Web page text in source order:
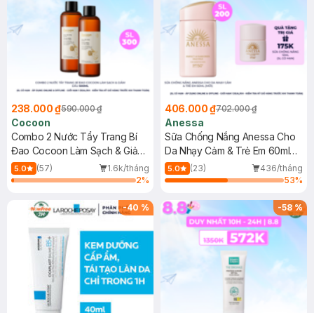
238.000 ₫590.000 ₫
Cocoon
Combo 2 Nước Tẩy Trang Bí
Đao Cocoon Làm Sạch & Giảm
Dầu 500ml
5.0 (57)
1.6k/tháng
2%
406.000 ₫702.000 ₫
Anessa
Sữa Chống Nắng Anessa Cho
Da Nhạy Cảm & Trẻ Em 60ml
(Mới)
5.0 (23)
436/tháng
53%
-40 % -58%